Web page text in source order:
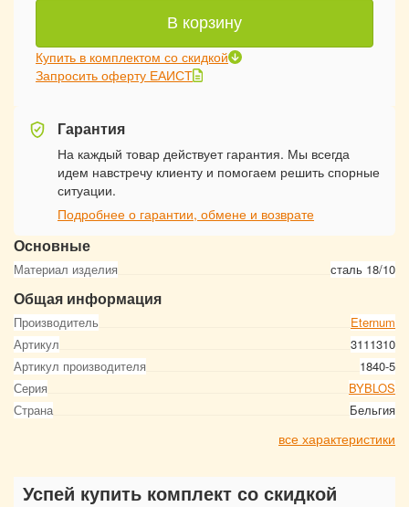
Основные
Материал изделия сталь 18/10
Общая информация
Производитель
Eternum
Артикул
3111310
Артикул производителя
1840-5
Серия
BYBLOS
Страна
Бельгия
все характеристики
В корзину
Купить в комплектом со скидкой
Запросить оферту ЕАИСТ
Гарантия
На каждый товар действует гарантия. Мы всегда
идем навстречу клиенту и помогаем решить спорные
ситуации.
Подробнее о гарантии, обмене и возврате
Успей купить комплект со скидкой